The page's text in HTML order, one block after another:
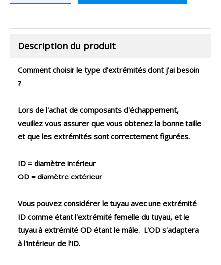
Description du produit
Comment choisir le type d'extrémités dont j'ai besoin
?
Lors de l'achat de composants d'échappement,
veuillez vous assurer que vous obtenez la bonne taille
et que les extrémités sont correctement figurées.
ID = diamètre intérieur
OD = diamètre extérieur
Vous pouvez considérer le tuyau avec une extrémité
ID comme étant l'extrémité femelle du tuyau, et le
tuyau à extrémité OD étant le mâle. L'OD s'adaptera
à l'intérieur de l'ID.